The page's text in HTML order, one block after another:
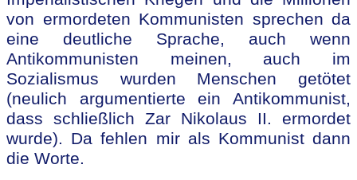
von ermordeten Kommunisten sprechen da
eine deutliche Sprache, auch wenn
Antikommunisten meinen, auch im
Sozialismus wurden Menschen getötet
(neulich argumentierte ein Antikommunist,
dass schließlich Zar Nikolaus II. ermordet
wurde). Da fehlen mir als Kommunist dann
die Worte.